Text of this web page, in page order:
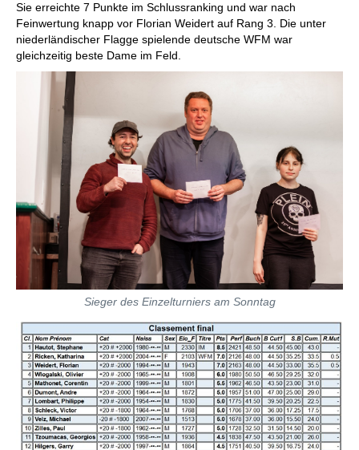
Sie erreichte 7 Punkte im Schlussranking und war nach
Feinwertung knapp vor Florian Weidert auf Rang 3. Die unter
niederländischer Flagge spielende deutsche WFM war
gleichzeitig beste Dame im Feld.
Sieger des Einzelturniers am Sonntag